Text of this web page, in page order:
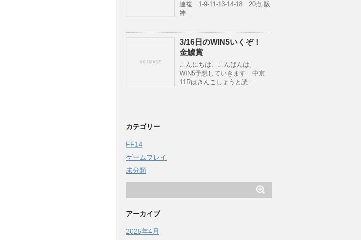
連複 1-9-11-13-14-18 20点 阪
神 …
3/16日のWIN5いくぞ！
金鯱賞
こんにちは、こんばんは。
WIN5予想していきます 中京
11Rはきんこしょうと読 …
カテゴリー
FF14
ゲームプレイ
未分類
アーカイブ
2025年4月